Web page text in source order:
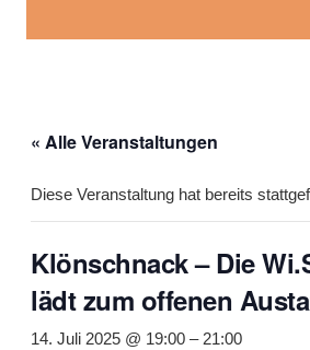
« Alle Veranstaltungen
Diese Veranstaltung hat bereits
Klönschnack – Die
lädt zum offenen
14. Juli 2025 @ 19:00 – 21:00